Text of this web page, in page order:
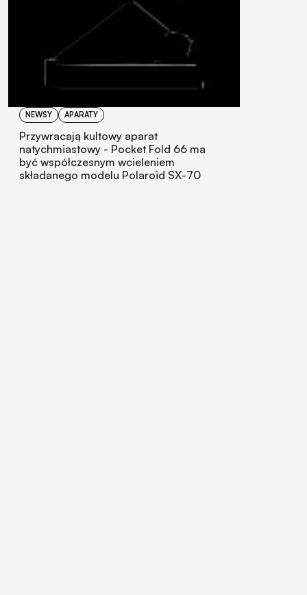
NEWSY APARATY
Przywracają kultowy aparat
natychmiastowy - Pocket Fold 66 ma
być współczesnym wcieleniem
składanego modelu Polaroid SX-70